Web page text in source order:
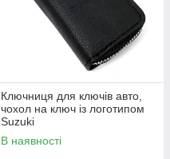
Ключниця для ключів авто,
чохол на ключ із логотипом
Suzuki
В наявності